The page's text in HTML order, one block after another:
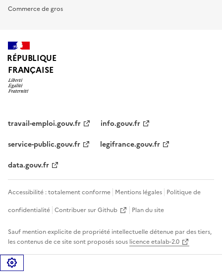
Commerce de gros
RÉPUBLIQUE
FRANÇAISE
travail-emploi.gouv.fr
info.gouv.fr
service-public.gouv.fr
legifrance.gouv.fr
data.gouv.fr
Accessibilité : totalement conforme Mentions légales Politique de
confidentialité Contribuer sur Github Plan du site
Sauf mention explicite de propriété intellectuelle détenue par des tiers,
les contenus de ce site sont proposés sous licence etalab-2.0
Gérer les cookies